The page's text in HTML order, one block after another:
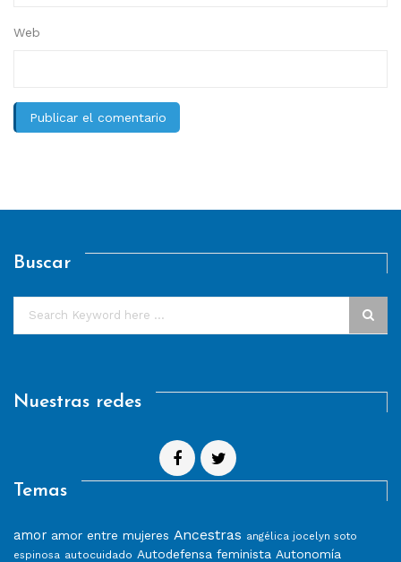
Web
Buscar
Nuestras redes
Temas
amor amor entre mujeres Ancestras angélica jocelyn soto
espinosa autocuidado Autodefensa feminista Autonomía